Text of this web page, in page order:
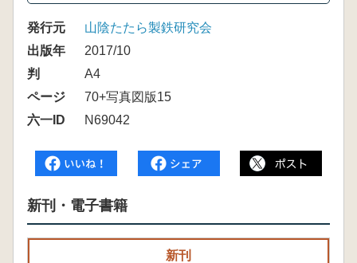
発行元
山陰たたら製鉄研究会
出版年
2017/10
判
A4
ページ
70+写真図版15
六一ID
N69042
新刊・電子書籍
新刊